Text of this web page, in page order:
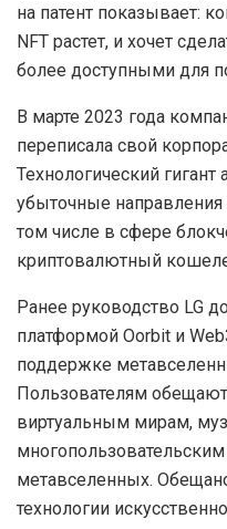
на патент показывает:
NFT растет, и хочет
более доступными для
В марте 2023 года
переписала свой
Технологический гигант
убыточные направления
том числе в сфере
криптовалютный
Ранее руководство LG
платформой Oorbit и
поддержке
Пользователям
виртуальным мирам,
метавселенных.
технологии